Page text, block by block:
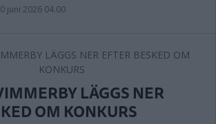
juni 2026 04.00
LÄGGS NER
OM KONKURS